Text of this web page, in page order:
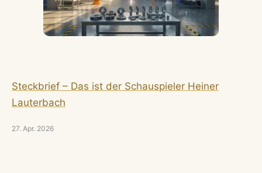
Steckbrief – Das ist der Schauspieler Heiner
Lauterbach
27. Apr. 2026